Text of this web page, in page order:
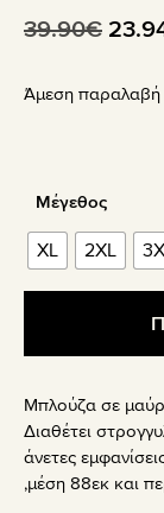
39.90€
was:
Άμεση
Μέγεθος
XL 2XL
Μπλούζα σε
Διαθέτει
άνετες
,μέση 88εκ και